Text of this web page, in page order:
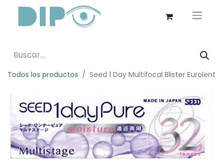
Todos los productos Seed 1 Day Multifocal Blister Eurolent